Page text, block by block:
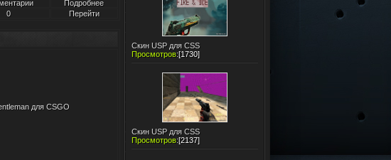
Подробнее
0 Перейти
для CSGO
Скин USP для CSS
Просмотров:[1730]
Скин USP для CSS
Просмотров:[2137]